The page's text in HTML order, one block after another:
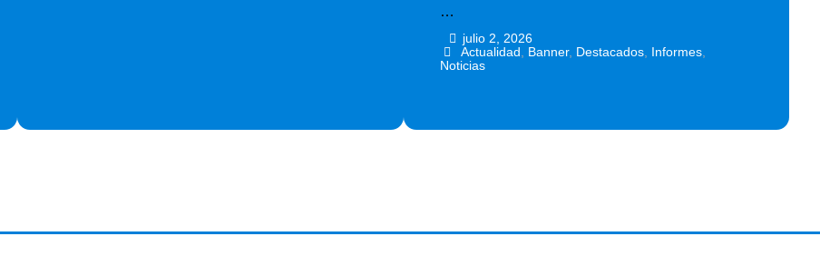
…
julio 2, 2026
Actualidad Banner, Destacados Informes
Noticias